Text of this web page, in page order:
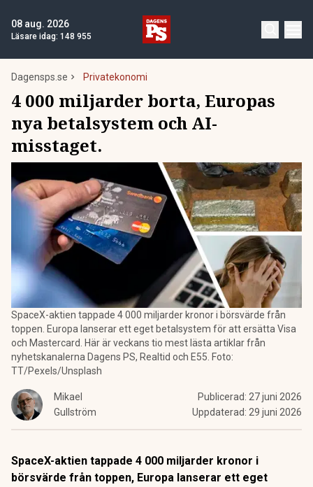
08 aug. 2026
Läsare idag: 148 955
Dagensps.se Privatekonomi
4 000 miljarder borta, Europas
nya betalsystem och AI-
misstaget.
SpaceX-aktien tappade 4 000 miljarder kronor i börsvärde från
toppen. Europa lanserar ett eget betalsystem för att ersätta Visa
och Mastercard. Här är veckans tio mest lästa artiklar från
nyhetskanalerna Dagens PS, Realtid och E55. Foto:
TT/Pexels/Unsplash
Mikael
Gullström
Publicerad: 27 juni 2026
Uppdaterad: 29 juni 2026
SpaceX-aktien tappade 4 000 miljarder kronor i
börsvärde från toppen, Europa lanserar ett eget